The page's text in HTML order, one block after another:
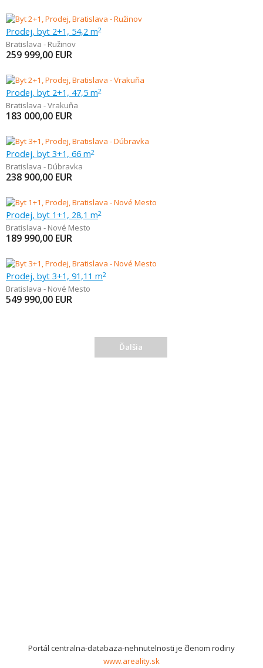
Prodej, byt 2+1, 54,2 m2
Bratislava - Ružinov
259 999,00 EUR
Prodej, byt 2+1, 47,5 m2
Bratislava - Vrakuňa
183 000,00 EUR
Prodej, byt 3+1, 66 m2
Bratislava - Dúbravka
238 900,00 EUR
Prodej, byt 1+1, 28,1 m2
Bratislava - Nové Mesto
189 990,00 EUR
Prodej, byt 3+1, 91,11 m2
Bratislava - Nové Mesto
549 990,00 EUR
Ďalšia
Portál centralna-databaza-nehnutelnosti je členom rodiny
www.areality.sk